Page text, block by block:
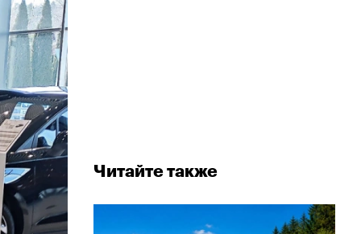
Читайте также